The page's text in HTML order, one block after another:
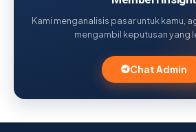
Kami menganalisis pasar untuk kamu,
mengambil keputusan yang
Chat Admin